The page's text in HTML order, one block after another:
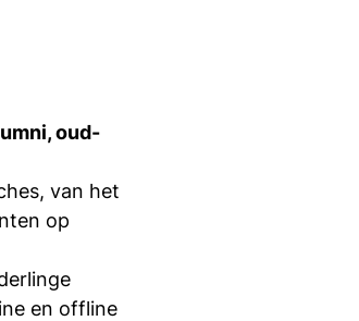
oud-
van het
op
en offline